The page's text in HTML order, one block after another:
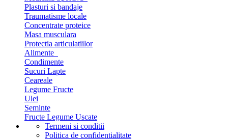
Plasturi si bandaje
Traumatisme locale
Concentrate proteice
Masa musculara
Protectia articulatiilor
Alimente
Condimente
Sucuri Lapte
Ceareale
Legume Fructe
Ulei
Seminte
Fructe Legume Uscate
Termeni si conditii
Politica de confidentialitate